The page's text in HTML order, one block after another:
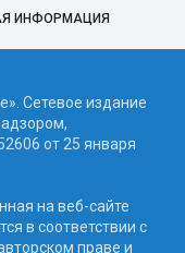
ИНФОРМАЦИЯ
Сетевое издание
от 25 января
на веб-сайте
в соответствии с
праве и